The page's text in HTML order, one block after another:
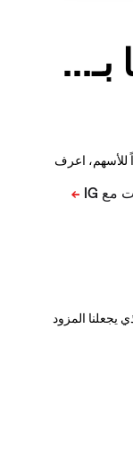
عبر أكثر من 16,000 سعراً للأسهم، اعرف
يجعلنا المزود